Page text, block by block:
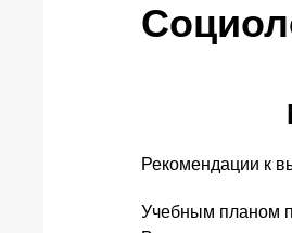
Рекомендации к
Учебным планом